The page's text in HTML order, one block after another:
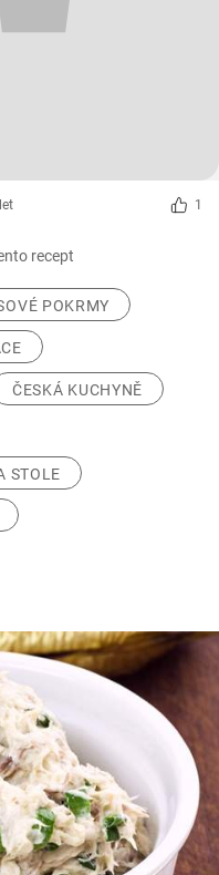
1
recept
POKRMY
ČESKÁ KUCHYNĚ
STOLE